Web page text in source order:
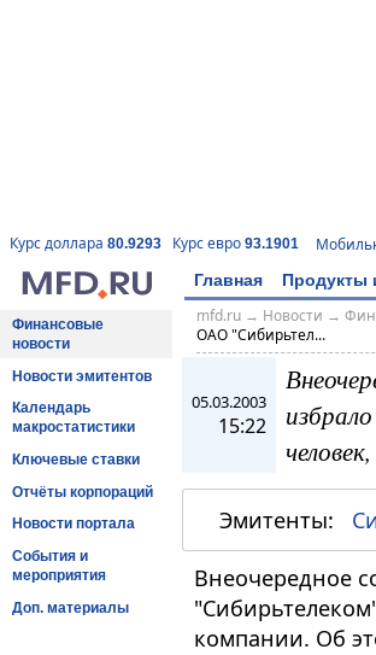
Курс доллара 80.9293 Курс евро 93.1901
Главная Продукты
Финансовые
новости
Новости эмитентов
Календарь
макростатистики
Ключевые ставки
Отчёты корпораций
Новости портала
События и
мероприятия
Доп. материалы
mfd.ru→ Новости →
ОАО "Сибирьтел...
05.03.2003
15:22
Эмитенты:
Внеочередное
компании. Об